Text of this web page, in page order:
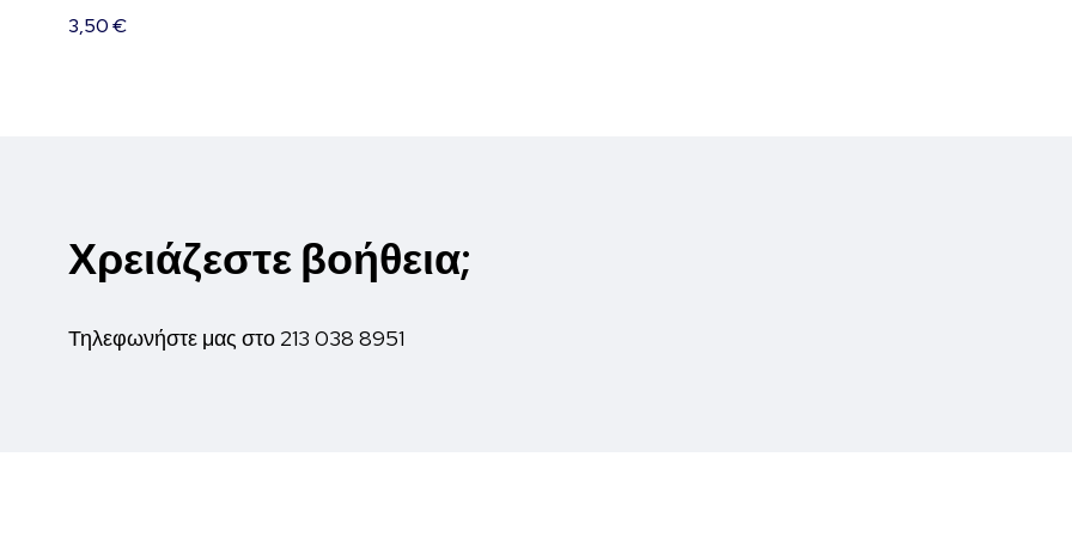
3,50€
Χρειάζεστε βοήθεια;
Τηλεφωνήστε μας στο 213 038 8951